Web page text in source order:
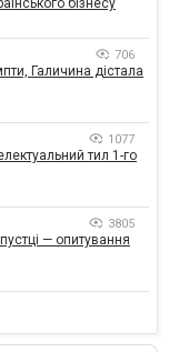
бізнесу
706
Галичина дістала
1077
тил 1-го
3805
— опитування